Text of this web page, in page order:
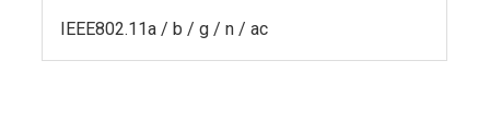
IEEE802.11a / b / g / n / ac